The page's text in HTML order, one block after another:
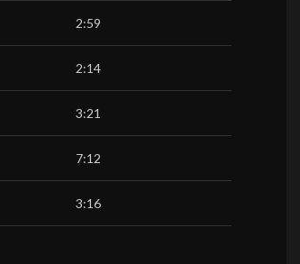
2:59
2:14
3:21
7:12
3:16